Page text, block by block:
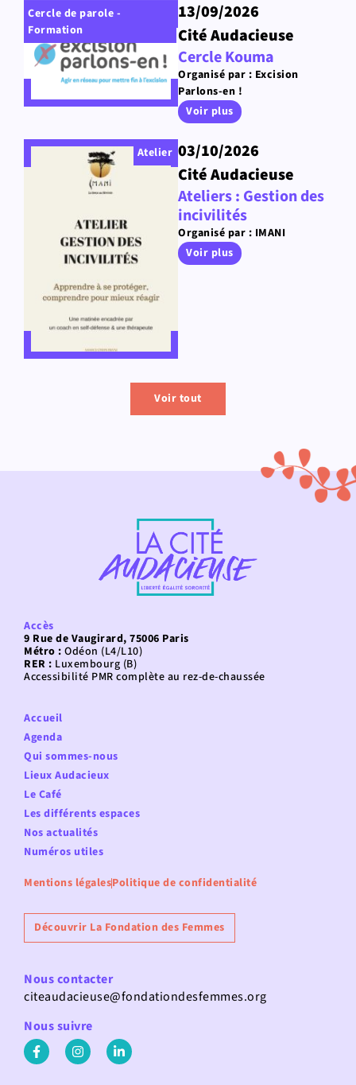
Cercle de parole -
Formation
13/09/2026
Cité Audacieuse
Cercle Kouma
Organisé par : Excision
Parlons-en !
Voir plus
Atelier 03/10/2026
Cité Audacieuse
Ateliers : Gestion des
incivilités
Organisé par : IMANI
Voir plus
Voir tout
Accès
9 Rue de Vaugirard, 75006 Paris
Métro : Odéon (L4/L10)
RER : Luxembourg (B)
Accessibilité PMR complète au rez-de-chaussée
Accueil
Agenda
Qui sommes-nous
Lieux Audacieux
Le Café
Les différents espaces
Nos actualités
Numéros utiles
Mentions légalesPolitique de confidentialité
Découvrir La Fondation des Femmes
Nous contacter
citeaudacieuse@fondationdesfemmes.org
Nous suivre